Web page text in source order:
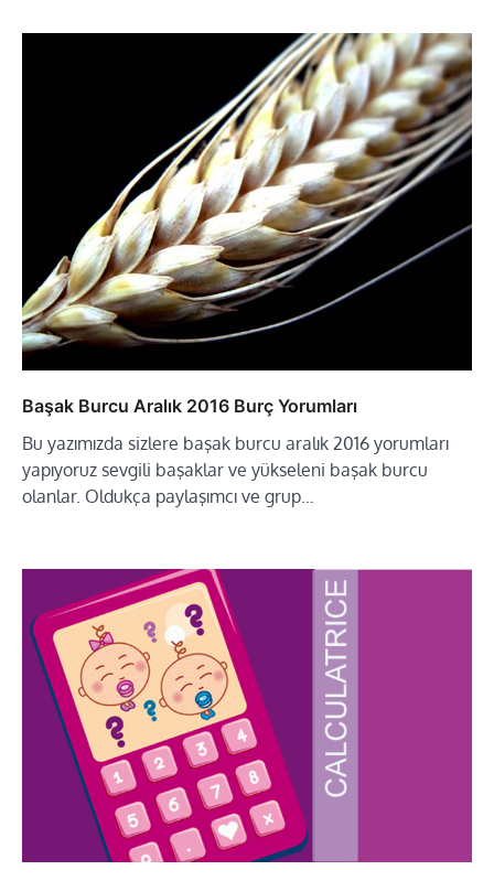
Başak Burcu Aralık 2016 Burç Yorumları
Bu yazımızda sizlere başak burcu aralık 2016 yorumları
yapıyoruz sevgili başaklar ve yükseleni başak burcu
olanlar. Oldukça paylaşımcı ve grup…